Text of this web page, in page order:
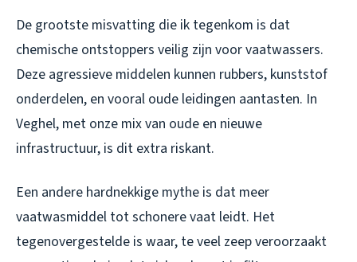
De grootste misvatting die ik tegenkom is dat
chemische ontstoppers veilig zijn voor vaatwassers.
Deze agressieve middelen kunnen rubbers, kunststof
onderdelen, en vooral oude leidingen aantasten. In
Veghel, met onze mix van oude en nieuwe
infrastructuur, is dit extra riskant.
Een andere hardnekkige mythe is dat meer
vaatwasmiddel tot schonere vaat leidt. Het
tegenovergestelde is waar, te veel zeep veroorzaakt